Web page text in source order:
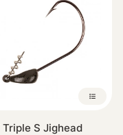
Triple S Jighead